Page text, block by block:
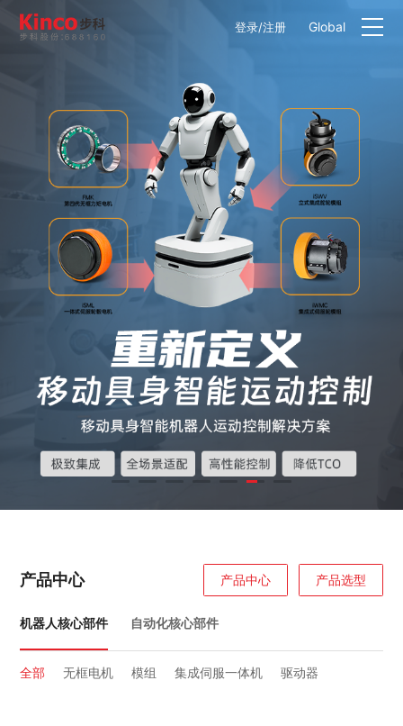
行业方案
服务与支持
关于步科
联系我们
登录/注册 Global
产品中心 产品中心 产品选型
机器人核心部件 自动化核心部件
全部 无框电机 模组 集成伺服一体机
驱动器